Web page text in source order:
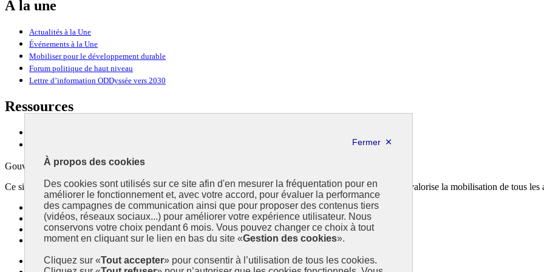
À propos des cookies
Des cookies sont utilisés sur ce site afin d'en mesurer la fréquentation pour en
améliorer le fonctionnement et, avec votre accord, pour évaluer la performance
des campagnes de communication ainsi que pour proposer des contenus tiers
(vidéos, réseaux sociaux...) pour améliorer votre expérience utilisateur. Nous
conservons votre choix pendant 6 mois. Vous pouvez changer ce choix à tout
moment en cliquant sur le lien en bas du site «Gestion des cookies».
Cliquez sur «Tout accepter» pour consentir à l’utilisation de tous les cookies.
À la une
Actualités à la Une
Événements à la Une
Mobiliser pour le développement durable
Forum politique de haut niveau
Lettre d’information ODDyssée vers 2030
Ressources
Gouvernement
Ce site propose l’information de référence concernant l’Agenda 2030 et la feuille de route de la France. Il valorise la mobilisation de tous les
info.gouv.fr- ouvre une nouvelle fenêtre
service-public.fr- ouvre une nouvelle fenêtre
legifrance.gouv.fr- ouvre une nouvelle fenêtre
data.gouv.fr- ouvre une nouvelle fenêtre
Plan du site